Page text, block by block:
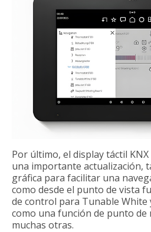
Por último, el display táctil KNX
una importante actualización,
gráfica para facilitar una
como desde el punto de vista
de control para Tunable White
como una función de punto de
muchas otras.